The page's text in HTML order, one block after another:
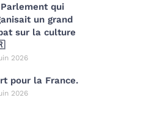
qui
un grand
sur la culture
2026
pour la France.
2026